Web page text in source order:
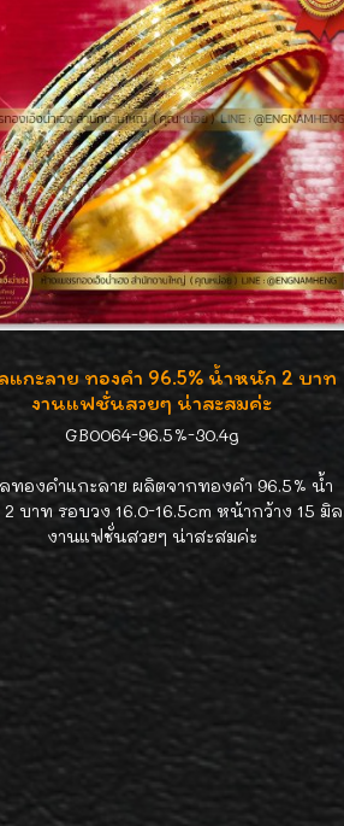
แกะลาย ทองคำ 96.5% น้ำหนัก 2 บาท
งานแฟชั่นสวยๆ น่าสะสมค่ะ
GB0064-96.5%-30.4g
ทองคำแกะลาย ผลิตจากทองคำ 96.5% น้ำ
บาท รอบวง 16.0-16.5cm หน้ากว้าง 15 มิล
งานแฟชั่นสวยๆ น่าสะสมค่ะ